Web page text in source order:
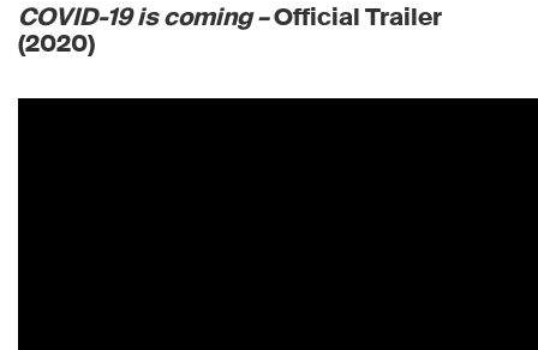
COVID-19 is coming –Official Trailer
(2020)